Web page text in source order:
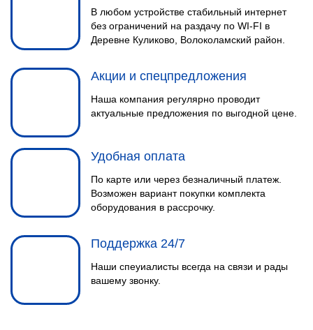
В любом устройстве стабильный интернет
без ограничений на раздачу по WI-FI в
Деревне Куликово, Волоколамский район.
Акции и спецпредложения
Наша компания регулярно проводит
актуальные предложения по выгодной цене.
Удобная оплата
По карте или через безналичный платеж.
Возможен вариант покупки комплекта
оборудования в рассрочку.
Поддержка 24/7
Наши спеуиалисты всегда на связи и рады
вашему звонку.